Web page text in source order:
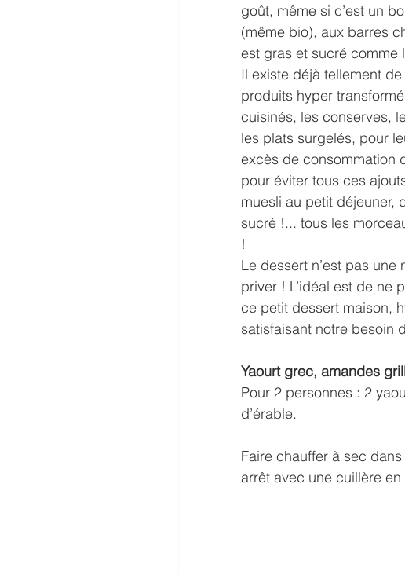
goût, même si c’est un
(même bio), aux barres
est gras et sucré comme
Il existe déjà tellement de
produits hyper
cuisinés, les conserves,
les plats surgelés, pour
excès de consommation
pour éviter tous ces
muesli au petit déjeuner,
sucré !... tous les
!
Le dessert n’est pas une
priver ! L’idéal est de ne
ce petit dessert maison,
satisfaisant notre besoin
Yaourt grec, amandes
Pour 2 personnes : 2
d’érable.
Faire chauffer à sec
arrêt avec une cuillère en